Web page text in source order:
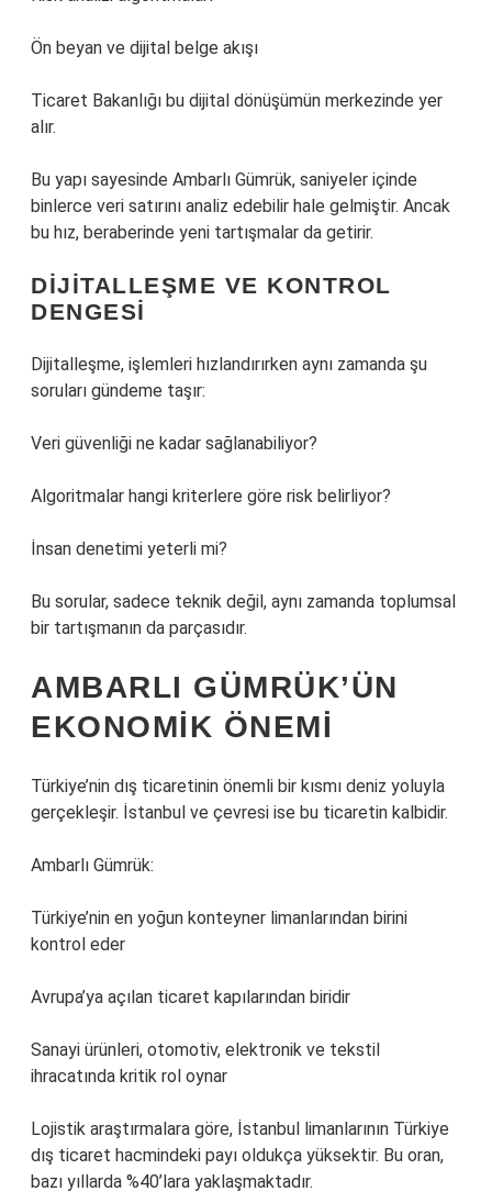
Ön beyan ve dijital belge akışı
Ticaret Bakanlığı bu dijital dönüşümün merkezinde yer
alır.
Bu yapı sayesinde Ambarlı Gümrük, saniyeler içinde
binlerce veri satırını analiz edebilir hale gelmiştir. Ancak
bu hız, beraberinde yeni tartışmalar da getirir.
DIJITALLEŞME VE KONTROL
DENGESI
Dijitalleşme, işlemleri hızlandırırken aynı zamanda şu
soruları gündeme taşır:
Veri güvenliği ne kadar sağlanabiliyor?
Algoritmalar hangi kriterlere göre risk belirliyor?
İnsan denetimi yeterli mi?
Bu sorular, sadece teknik değil, aynı zamanda toplumsal
bir tartışmanın da parçasıdır.
AMBARLI GÜMRÜK’ÜN
EKONOMIK ÖNEMI
Türkiye’nin dış ticaretinin önemli bir kısmı deniz yoluyla
gerçekleşir. İstanbul ve çevresi ise bu ticaretin kalbidir.
Ambarlı Gümrük:
Türkiye’nin en yoğun konteyner limanlarından birini
kontrol eder
Avrupa’ya açılan ticaret kapılarından biridir
Sanayi ürünleri, otomotiv, elektronik ve tekstil
ihracatında kritik rol oynar
Lojistik araştırmalara göre, İstanbul limanlarının Türkiye
dış ticaret hacmindeki payı oldukça yüksektir. Bu oran,
bazı yıllarda %40’lara yaklaşmaktadır.